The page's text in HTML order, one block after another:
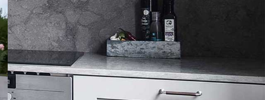
sommarens poolhäng
Svensk granit från Bohuslän:
Skillnaden mellan Bohus
granit smågatsten och